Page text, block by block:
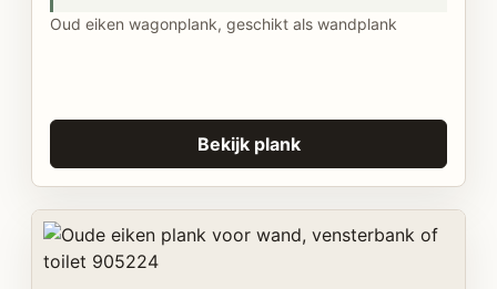
Oud eiken wagonplank, geschikt als wandplank
Bekijk plank